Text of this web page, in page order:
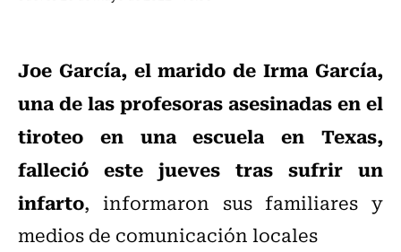
Joe García, el marido de Irma García,
una de las profesoras asesinadas en el
tiroteo en una escuela en Texas,
falleció este jueves tras sufrir un
infarto, informaron sus familiares y
medios de comunicación locales